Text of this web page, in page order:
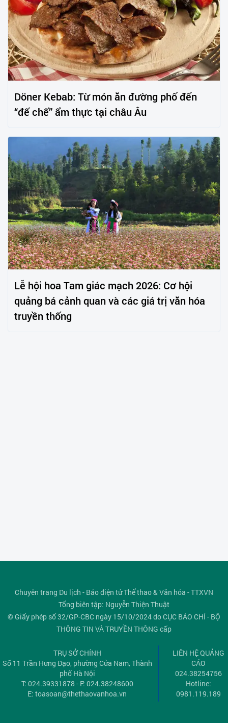
Döner Kebab: Từ món ăn đường phố đến
“đế chế” ẩm thực tại châu Âu
Lễ hội hoa Tam giác mạch 2026: Cơ hội
quảng bá cảnh quan và các giá trị văn hóa
truyền thống
Chuyên trang Du lịch - Báo điện tử Thể thao & Văn hóa - TTXVN
Tổng biên tập: Nguyễn Thiện Thuật
© Giấy phép số 32/GP-CBC ngày 15/10/2024 do CỤC BÁO CHÍ - BỘ
THÔNG TIN VÀ TRUYỀN THÔNG cấp
TRỤ SỞ CHÍNH
Số 11 Trần Hưng Đạo, phường Cửa Nam, Thành
phố Hà Nội
T: 024.39331878 - F: 024.38248600
E:toasoan@thethaovanhoa.vn
LIÊN HỆ QUẢNG
CÁO
024.38254756
Hotline:
0981.119.189